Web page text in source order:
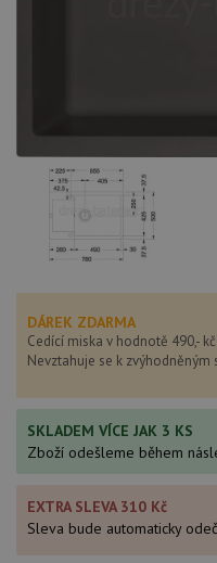
DÁREK ZDARMA
Cedící miska v hodnotě 490,- kč
Nevztahuje se k zvýhodněným
SKLADEM VÍCE JAK 3 KS
Zboží odešleme během
EXTRA SLEVA 310 Kč
Sleva bude automaticky